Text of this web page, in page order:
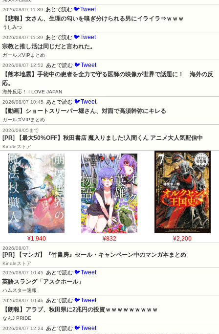
2026/08/07 11:39
あとで読む 🐦Tweet
【悲報】女さん、生理の匂いを嗅ぎ分けられる男にイライラ⇒ｗｗｗ
うしみつ
2026/08/07 11:39
あとで読む 🐦Tweet
宗教と推し活は同じだと言われた。
ガールズVIPまとめ
2026/08/07 12:52
あとで読む 🐦Tweet
【熊本地震】手術中の患者を全力で守る医師の映像が世界で話題に！　海外の反
応。
海外反応！ I LOVE JAPAN
2026/08/07 10:45
あとで読む 🐦Tweet
【動画】ショートスリーパー堀さん、対面で高須幹弥にキレる
ガールズVIPまとめ
2026/09/05まで
[PR] 【最大50%OFF】秋田書店 魔入りました!入間くん アニメ大人気配信中
Kindleストア
¥1,940 ¥832 ¥2,200
2026/08/07
[PR] 【マンガ】『竹書房』セール・キャンペーン中のマンガ本まとめ
Kindleストア
2026/08/07 10:45 あとで読む 🐦Tweet
英語スラング「アスクホール」
ハムスター速報
2026/08/07 10:46 あとで読む 🐦Tweet
【朗報】アラブ、秋田県に2兆円の投資ｗｗｗｗｗｗｗｗｗ
なんJ PRIDE
2026/08/07 12:24 あとで読む 🐦Tweet